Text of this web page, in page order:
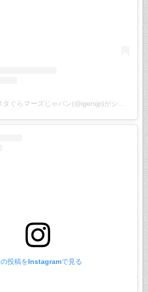
IGersJP ☺︎ いんスタぐらマーズじゃパン(@igersjp)がシェアした投稿
の投稿をInstagramで見る